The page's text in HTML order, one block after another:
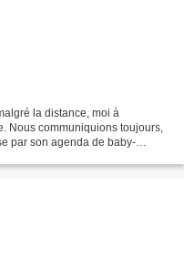
la distance, moi à
Nous communiquions toujours,
par son agenda de baby-